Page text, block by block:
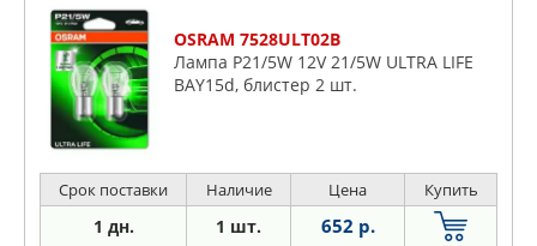
OSRAM 7528ULT02B
Лампа P21/5W 12V 21/5W ULTRA LIFE
BAY15d, блистер 2 шт.
Срок поставки Наличие Цена Купить
1 дн. 1 шт. 652 р.